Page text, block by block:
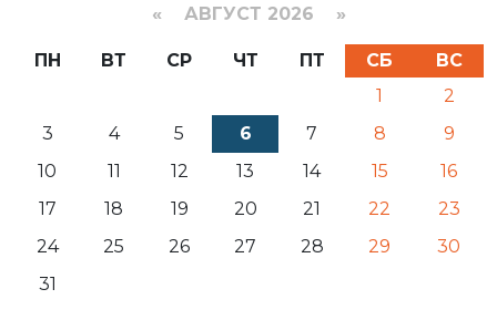
« АВГУСТ 2026 »
ПН ВТ СР ЧТ ПТ СБ
ВС
1
2
3
4 5 6 7 8
9
10
11 12 13 14 15
16
17
18 19 20 21 22
23
24
25 26 27 28 29
30
31